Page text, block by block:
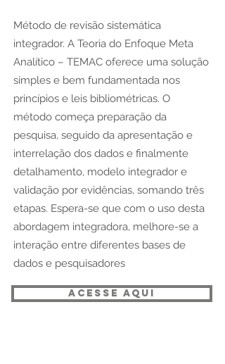
​Método de revisão sistemática
integrador. A Teoria do Enfoque Meta
Analítico – TEMAC oferece uma solução
simples e bem fundamentada nos
princípios e leis bibliométricas. O
método começa preparação da
pesquisa, seguido da apresentação e
interrelação dos dados e finalmente
detalhamento, modelo integrador e
validação por evidências, somando três
etapas. Espera-se que com o uso desta
abordagem integradora, melhore-se a
interação entre diferentes bases de
dados e pesquisadores
ACESSE AQUI